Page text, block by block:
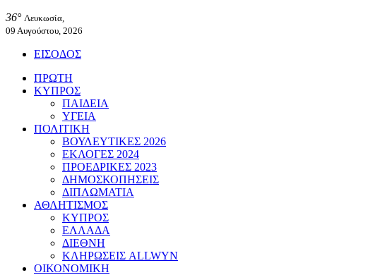
36° Λευκωσία,
09 Αυγούστου, 2026
ΕΙΣΟΔΟΣ
ΠΡΩΤΗ
ΚΥΠΡΟΣ
ΠΑΙΔΕΙΑ
ΥΓΕΙΑ
ΠΟΛΙΤΙΚΗ
ΒΟΥΛΕΥΤΙΚΕΣ 2026
ΕΚΛΟΓΕΣ 2024
ΠΡΟΕΔΡΙΚΕΣ 2023
ΔΗΜΟΣΚΟΠΗΣΕΙΣ
ΔΙΠΛΩΜΑΤΙΑ
ΑΘΛΗΤΙΣΜΟΣ
ΚΥΠΡΟΣ
ΕΛΛΑΔΑ
ΔΙΕΘΝΗ
ΚΛΗΡΩΣΕΙΣ ALLWYN
ΟΙΚΟΝΟΜΙΚΗ